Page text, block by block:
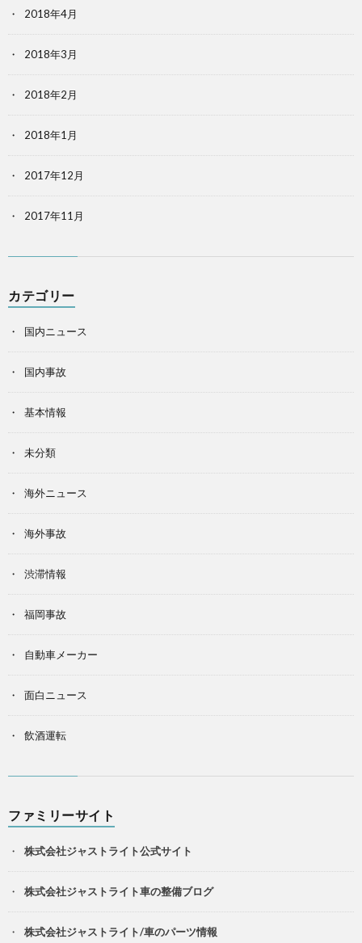
2018年4月
2018年3月
2018年2月
2018年1月
2017年12月
2017年11月
カテゴリー
国内ニュース
国内事故
基本情報
未分類
海外ニュース
海外事故
渋滞情報
福岡事故
自動車メーカー
面白ニュース
飲酒運転
ファミリーサイト
株式会社ジャストライト公式サイト
株式会社ジャストライト車の整備ブログ
株式会社ジャストライト/車のパーツ情報